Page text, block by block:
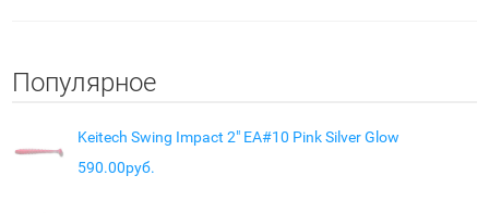
Популярное
Keitech Swing Impact 2" EA#10 Pink Silver Glow
590.00руб.